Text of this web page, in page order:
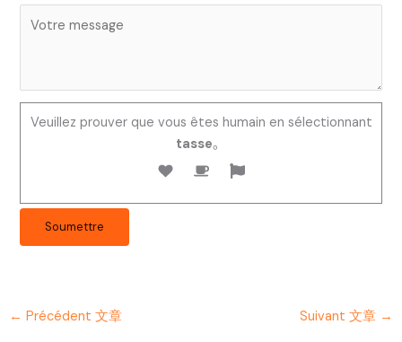
Veuillez prouver que vous êtes humain en sélectionnant
tasse。
← Précédent 文章 Suivant 文章 →